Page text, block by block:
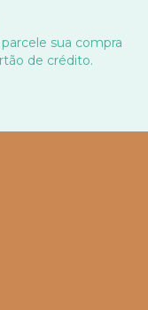
sua compra
de crédito.